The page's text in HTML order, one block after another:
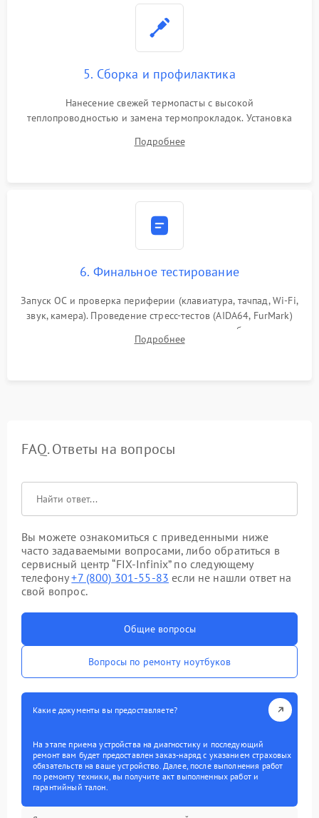
5. Сборка и профилактика
Нанесение свежей термопасты с высокой
теплопроводностью и замена термопрокладок. Установка
шлейфов, модулей памяти и накопителей. Предварительная
Подробнее
6. Финальное тестирование
Запуск ОС и проверка периферии (клавиатура, тачпад, Wi-Fi,
звук, камера). Проведение стресс-тестов (AIDA64, FurMark)
для контроля температурного режима и стабильности
системы под пиковой нагрузкой.
Подробнее
FAQ. Ответы на вопросы
Вы можете ознакомиться с приведенными ниже
часто задаваемыми вопросами, либо обратиться в
сервисный центр “FIX-Infinix” по следующему
телефону+7 (800) 301-55-83 если не нашли ответ на
свой вопрос.
Общие вопросы
Вопросы по ремонту ноутбуков
Какие документы вы предоставляете?
На этапе приема устройства на диагностику и последующий
ремонт вам будет предоставлен заказ-наряд с указанием страховых
обязательств на ваше устройство. Далее, после выполнения работ
по ремонту техники, вы получите акт выполненных работ и
гарантийный талон.